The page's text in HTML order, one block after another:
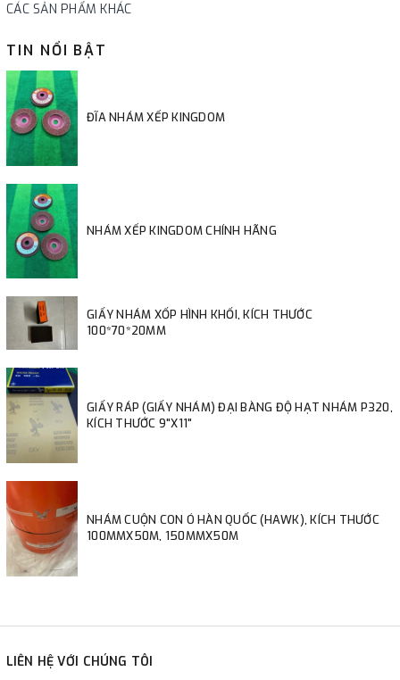
CÁC SẢN PHẨM KHÁC
TIN NỔI BẬT
ĐĨA NHÁM XẾP KINGDOM
NHÁM XẾP KINGDOM CHÍNH HÃNG
GIẤY NHÁM XỐP HÌNH KHỐI, KÍCH THƯỚC
100*70*20MM
GIẤY RÁP (GIẤY NHÁM) ĐẠI BÀNG ĐỘ HẠT NHÁM P320,
KÍCH THƯỚC 9"X11"
NHÁM CUỘN CON Ó HÀN QUỐC (HAWK), KÍCH THƯỚC
100MMX50M, 150MMX50M
LIÊN HỆ VỚI CHÚNG TÔI